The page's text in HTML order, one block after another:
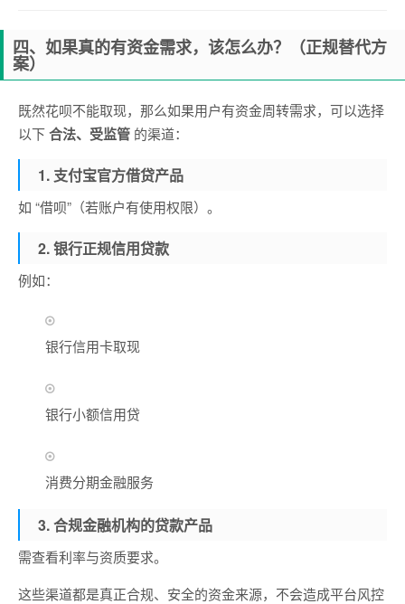
四、如果真的有资金需求，该怎么办？（正规替代方
案）
既然花呗不能取现，那么如果用户有资金周转需求，可以选择
以下合法、受监管 的渠道：
1. 支付宝官方借贷产品
如 “借呗”（若账户有使用权限）。
2. 银行正规信用贷款
例如：
银行信用卡取现
银行小额信用贷
消费分期金融服务
3. 合规金融机构的贷款产品
需查看利率与资质要求。
这些渠道都是真正合规、安全的资金来源，不会造成平台风控